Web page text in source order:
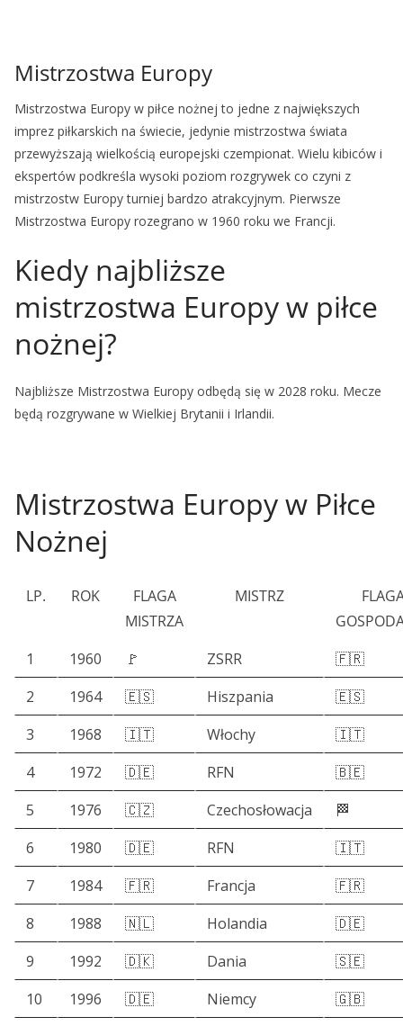
Mistrzostwa Europy
Mistrzostwa Europy w piłce nożnej to jedne z największych
imprez piłkarskich na świecie, jedynie mistrzostwa świata
przewyższają wielkością europejski czempionat. Wielu kibiców i
ekspertów podkreśla wysoki poziom rozgrywek co czyni z
mistrzostw Europy turniej bardzo atrakcyjnym. Pierwsze
Mistrzostwa Europy rozegrano w 1960 roku we Francji.
Kiedy najbliższe
mistrzostwa Europy w piłce
nożnej?
Najbliższe Mistrzostwa Europy odbędą się w 2028 roku. Mecze
będą rozgrywane w Wielkiej Brytanii i Irlandii.
Mistrzostwa Europy w Piłce
Nożnej
LP. ROK
FLAGA
MISTRZA
MISTRZ
1
1960 🚩 ZSRR
🇫🇷
2
1964 🇪🇸 Hiszpania
🇪🇸
3
1968 🇮🇹 Włochy
🇮🇹
4
1972 🇩🇪 RFN
🇧🇪
5
1976 🇨🇿 Czechosłowacja
🏁
6
1980 🇩🇪 RFN
🇮🇹
7
1984 🇫🇷 Francja
🇫🇷
8
1988 🇳🇱 Holandia
🇩🇪
9
1992 🇩🇰 Dania
🇸🇪
10
1996 🇩🇪 Niemcy
🇬🇧